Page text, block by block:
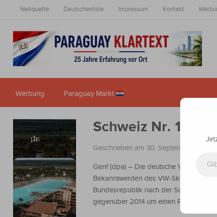
Netiquette Deutschenliste Impressum Kontakt
Werbung Paraguay Markt
Schweiz Nr. 1 im
Geschrieben am 30. September 2015
Genf(dpa) – Die deutsche
Bekanntwerden des VW-Skandals. Im
Bundesrepublik nach der Schweiz,
gegenüber 2014 um einen Rang, wie